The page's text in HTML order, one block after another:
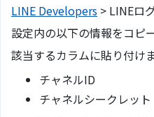
LINE Developers > LINEロ
設定内の以下の情報をコピ
該当するカラムに貼り付けま
チャネルID
チャネルシークレット